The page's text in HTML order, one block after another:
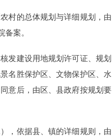
村的总体规划与详细规划，由
案。
发建设用地规划许可证、规划
名胜保护区、文物保护区、水
意后，由区、县政府按规划要
，依据县、镇的详细规则，由